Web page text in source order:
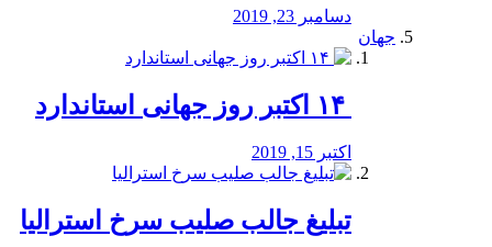
دسامبر 23, 2019
جهان
اکتبر 15, 2019
تبلیغ جالب صلیب سرخ استرالیا